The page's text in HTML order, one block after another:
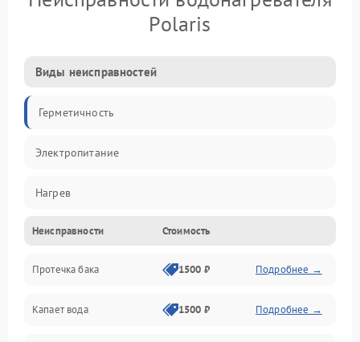
Polaris
Виды неисправностей
Герметичность
Электропитание
Нагрев
Датчики
Механика
Неисправности Стоимость
Протечка бака 1500 ₽ Подробнее →
Капает вода 1500 ₽ Подробнее →